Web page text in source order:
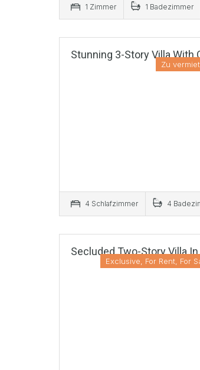
1 Zimmer 1 Badezimmer
Stunning 3-Story Villa With
Zu
4 Schlafzimmer 4
Secluded Two-Story Villa
Exclusive, For Rent, For